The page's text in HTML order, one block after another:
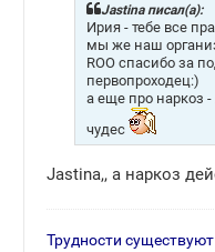
Jastina писал(а):
Ирия - тебе все
мы же наш
ROO спасибо за
первопроходец:)
а еще про наркоз -
чудес
Jastina,, а наркоз
Трудности